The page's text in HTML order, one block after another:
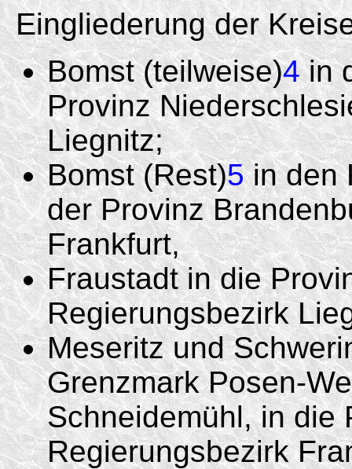
Eingliederung der
Bomst (teilweise)4in
Provinz
Liegnitz;
Bomst (Rest)5in den
der Provinz
Frankfurt,
Fraustadt in die
Regierungsbezirk
Meseritz und
Grenzmark Posen-
Schneidemühl, in die
Regierungsbezirk